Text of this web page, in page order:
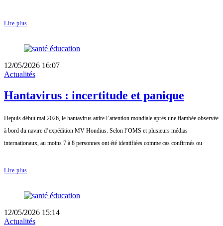
Lire plus
12/05/2026 16:07
Actualités
Hantavirus : incertitude et panique
Depuis début mai 2026, le hantavirus attire l’attention mondiale après une flambée observée
à bord du navire d’expédition MV Hondius. Selon l’OMS et plusieurs médias
internationaux, au moins 7 à 8 personnes ont été identifiées comme cas confirmés ou
Lire plus
12/05/2026 15:14
Actualités